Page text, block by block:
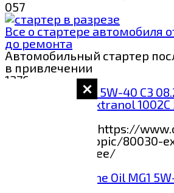
057
Все о стартере автомобиля
до ремонта
Автомобильный стартер
в привлечении
1376
Анализ масла Extranol
Данные с сайта https://
club.ru/forum/topic/80030-
5w-40-s3-svezhee/